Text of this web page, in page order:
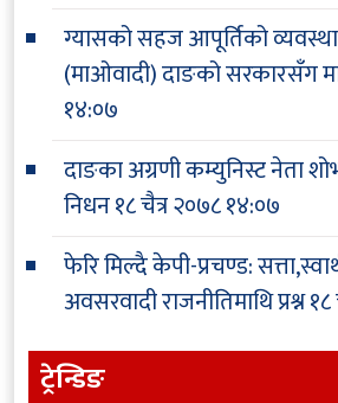
ग्यासको सहज आपूर्तिको
(माओवादी) दाङको सरकारसँग
१४:०७
दाङका अग्रणी कम्युनिस्ट नेता
निधन१८ चैत्र २०७८ १४:०७
फेरि मिल्दै केपी-प्रचण्ड:
अवसरवादी राजनीतिमाथि प्रश्न
ट्रेन्डिङ